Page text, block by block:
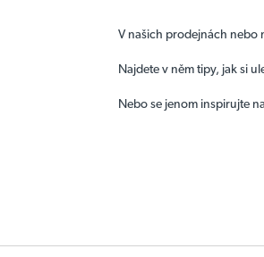
V našich prodejnách nebo
Najdete v něm tipy, jak si
Nebo se jenom inspirujte